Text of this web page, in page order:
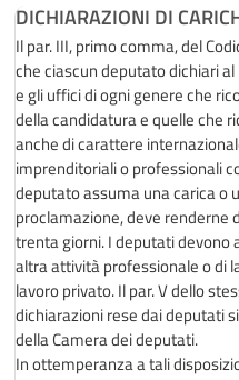
DICHIARAZIONI DI
Il par. III, primo comma, del
che ciascun deputato dichiari
e gli uffici di ogni genere che
della candidatura e quelle che
anche di carattere
imprenditoriali o professionali
deputato assuma una carica o
proclamazione, deve renderne
trenta giorni. I deputati devono
altra attività professionale o di
lavoro privato. Il par. V dello
dichiarazioni rese dai deputati
della Camera dei deputati.
In ottemperanza a tali